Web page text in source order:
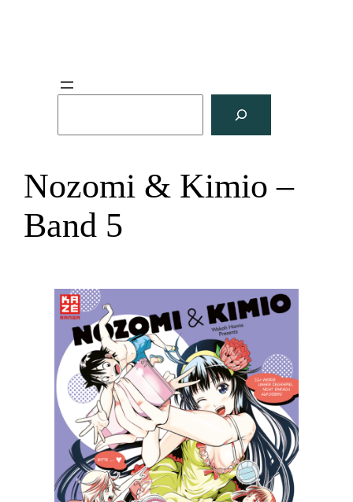
e
Nozomi & Kimio –
Band 5